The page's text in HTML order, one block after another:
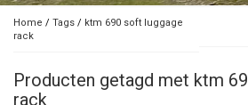
Home / Tags / ktm 690 soft luggage
rack
Producten getagd met ktm
rack